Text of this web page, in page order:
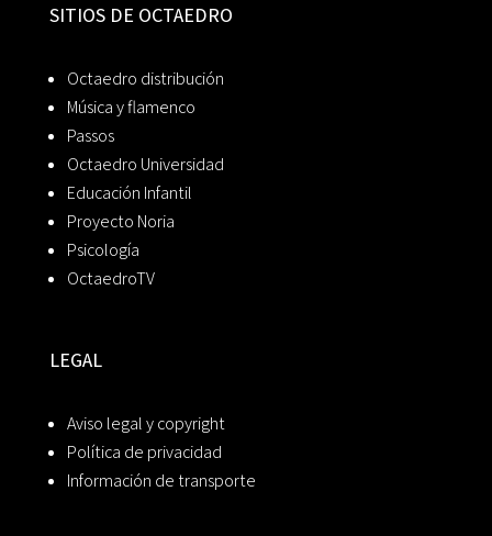
SITIOS DE OCTAEDRO
Octaedro distribución
Música y flamenco
Passos
Octaedro Universidad
Educación Infantil
Proyecto Noria
Psicología
OctaedroTV
LEGAL
Aviso legal y copyright
Política de privacidad
Información de transporte